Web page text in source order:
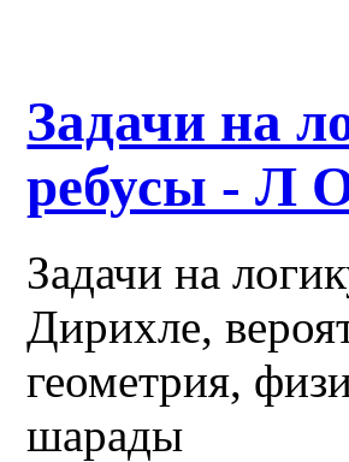
Задачи на
ребусы - Л
Задачи на
Дирихле,
геометрия,
шарады